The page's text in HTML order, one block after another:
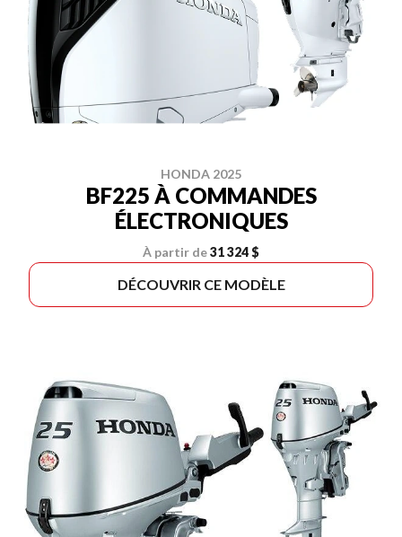
HONDA 2025
BF225 À COMMANDES
ÉLECTRONIQUES
À partir de31 324 $
DÉCOUVRIR CE MODÈLE